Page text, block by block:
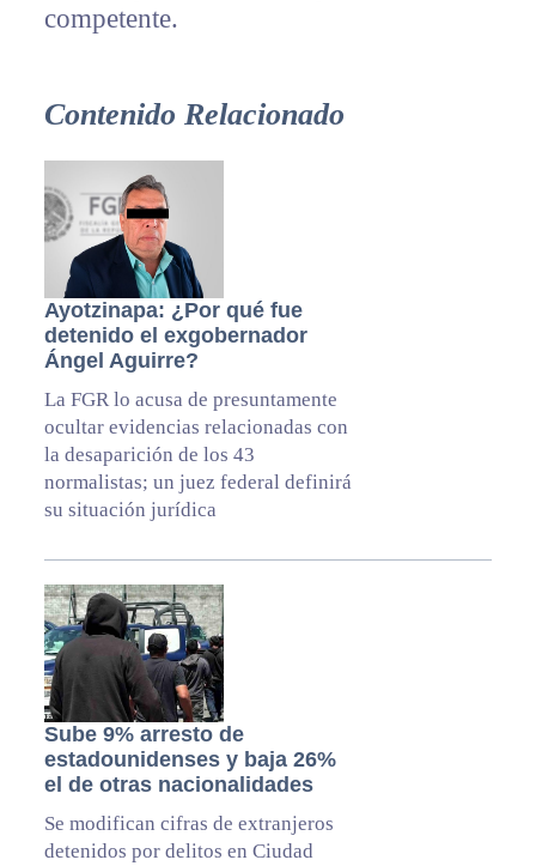
competente.
Contenido Relacionado
Ayotzinapa: ¿Por qué fue
detenido el exgobernador
Ángel Aguirre?
La FGR lo acusa de presuntamente
ocultar evidencias relacionadas con
la desaparición de los 43
normalistas; un juez federal definirá
su situación jurídica
Sube 9% arresto de
estadounidenses y baja 26%
el de otras nacionalidades
Se modifican cifras de extranjeros
detenidos por delitos en Ciudad